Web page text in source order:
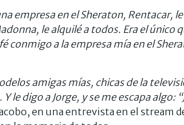
empresa en el Sheraton, Rentacar,
le alquilé a todos. Era el único
conmigo a la empresa mía en el
amigas mías, chicas de la
le digo a Jorge, y se me escapa algo:
en una entrevista en el stream